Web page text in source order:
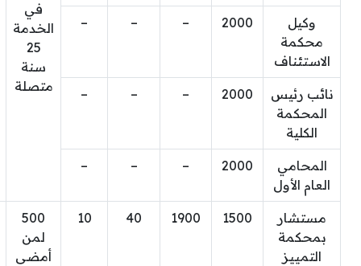
في
الخدمة
25
سنة
متصلة
وكيل
محكمة
الاستئناف
2000
–
–
–
نائب رئيس
المحكمة
الكلية
2000
–
–
–
المحامي
العام الأول
2000
–
–
–
مستشار
بمحكمة
التمييز
1500
1900
40
10
500
لمن
أمضى